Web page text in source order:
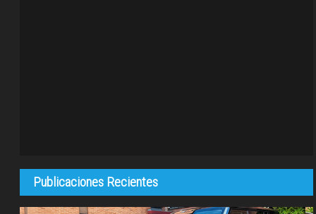
Publicaciones Recientes